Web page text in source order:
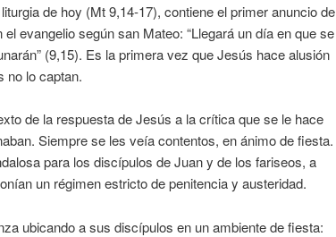
de hoy (Mt 9,14-17), contiene el primer anuncio de
evangelio según san Mateo: “Llegará un día en que se
(9,15). Es la primera vez que Jesús hace alusión
no lo captan.
de la respuesta de Jesús a la crítica que se le hace
Siempre se les veía contentos, en ánimo de fiesta.
para los discípulos de Juan y de los fariseos, a
un régimen estricto de penitencia y austeridad.
ubicando a sus discípulos en un ambiente de fiesta: